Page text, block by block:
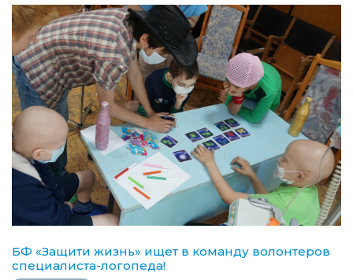
БФ «Защити жизнь» ищет в команду волонтеров
специалиста-логопеда!